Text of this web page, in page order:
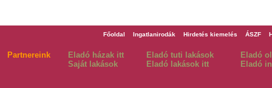
Főoldal Ingatlanirodák Hirdetés kiemelés ÁSZF
Partnereink Eladó házak itt Eladó tuti lakások
Eladó
Saját lakások
Eladó lakások itt Eladó